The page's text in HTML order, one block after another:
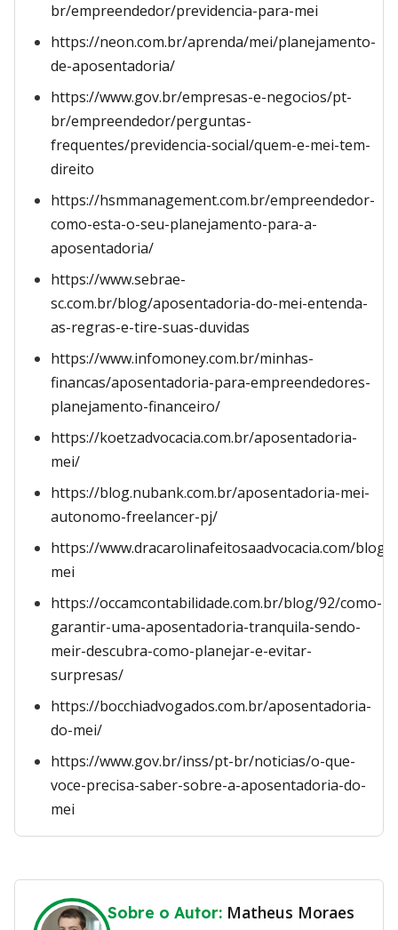
br/empreendedor/previdencia-para-mei
https://neon.com.br/aprenda/mei/planejamento-
de-aposentadoria/
https://www.gov.br/empresas-e-negocios/pt-
br/empreendedor/perguntas-
frequentes/previdencia-social/quem-e-mei-tem-
direito
https://hsmmanagement.com.br/empreendedor-
como-esta-o-seu-planejamento-para-a-
aposentadoria/
https://www.sebrae-
sc.com.br/blog/aposentadoria-do-mei-entenda-
as-regras-e-tire-suas-duvidas
https://www.infomoney.com.br/minhas-
financas/aposentadoria-para-empreendedores-
planejamento-financeiro/
https://koetzadvocacia.com.br/aposentadoria-
mei/
https://blog.nubank.com.br/aposentadoria-mei-
autonomo-freelancer-pj/
https://www.dracarolinafeitosaadvocacia.com/
mei
https://occamcontabilidade.com.br/blog/92/como-
garantir-uma-aposentadoria-tranquila-sendo-
meir-descubra-como-planejar-e-evitar-
surpresas/
https://bocchiadvogados.com.br/aposentadoria-
do-mei/
https://www.gov.br/inss/pt-br/noticias/o-que-
voce-precisa-saber-sobre-a-aposentadoria-do-
mei
Sobre o Autor: Matheus Moraes